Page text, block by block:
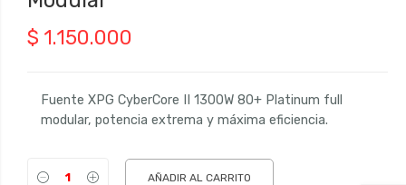
$ 1.150.000
Fuente XPG CyberCore II 1300W 80+ Platinum full
modular, potencia extrema y máxima eficiencia.
AÑADIR AL CARRITO